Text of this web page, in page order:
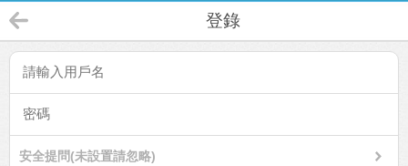
登錄
安全提問(未設置請忽略)